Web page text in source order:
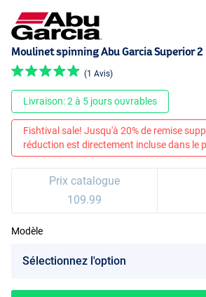
Moulinet spinning Abu Garcia Superior 2
(1 Avis)
Livraison: 2 à 5 jours ouvrables
Fishtival sale! Jusqu'à 20% de remise
réduction est directement incluse dans le
Prix catalogue
109.99
Modèle